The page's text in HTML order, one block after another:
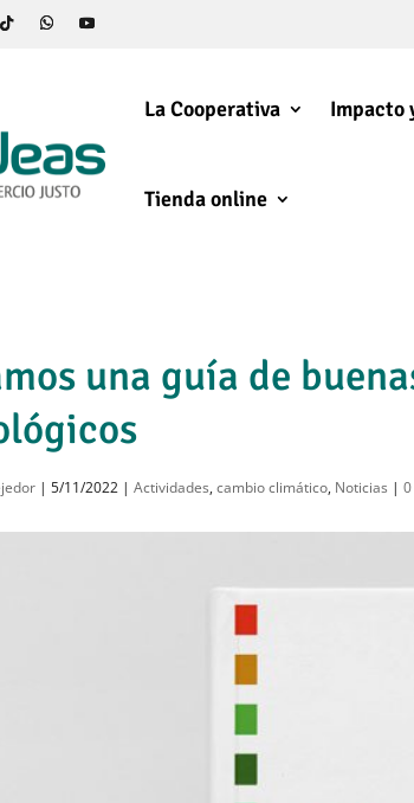
La Cooperativa Impacto
Tienda online
una guía de
|5/11/2022 |Actividades,cambio climático, Noticias |